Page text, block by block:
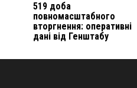
519 доба
повномасштабного
вторгнення: оперативні
дані від Генштабу